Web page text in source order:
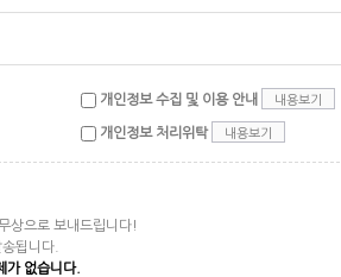
개인정보 수집 및 이용 안내 내용보기
개인정보 처리위탁 내용보기
상으로 보내드립니다!
됩니다.
가 없습니다.